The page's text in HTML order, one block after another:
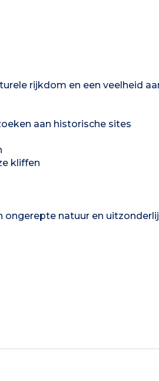
rijkdom en een veelheid
aan historische sites
kliffen
ongerepte natuur en